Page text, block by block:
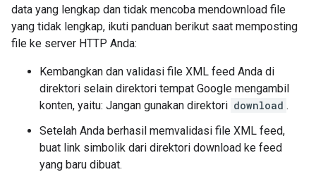
data yang lengkap dan tidak mencoba mendownload file
yang tidak lengkap, ikuti panduan berikut saat memposting
file ke server HTTP Anda:
Kembangkan dan validasi file XML feed Anda di
direktori selain direktori tempat Google mengambil
konten, yaitu: Jangan gunakan direktori download .
Setelah Anda berhasil memvalidasi file XML feed,
buat link simbolik dari direktori download ke feed
yang baru dibuat.